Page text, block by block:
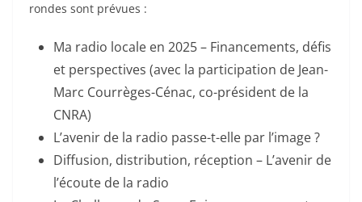
rondes sont prévues :
Ma radio locale en 2025 – Financements, défis
et perspectives (avec la participation de Jean-
Marc Courrèges-Cénac, co-président de la
CNRA)
L’avenir de la radio passe-t-elle par l’image ?
Diffusion, distribution, réception – L’avenir de
l’écoute de la radio